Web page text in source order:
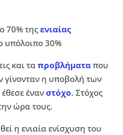
70% τηςενιαίας
υπόλοιπο 30%
και ταπροβλήματαπου
γίνονταν η υποβολή των
ένανστόχο. Στόχος
ώρα τους.
η ενιαία ενίσχυση του